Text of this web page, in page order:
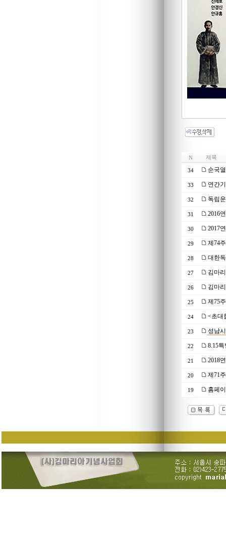
N 제목
34 순국
33 연간
32 독립
31 2016
30 2017
29 제74
28 대한
27 김마
26 김마
25 제75
24 <초대
23 성남
22 8.15
21 2018
20 제71
19 홈페